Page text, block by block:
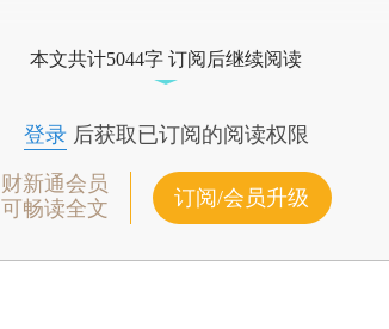
本文共计5044字 订阅后继续阅读
登录后获取已订阅的阅读权限
财新通会员
可畅读全文
订阅/会员升级